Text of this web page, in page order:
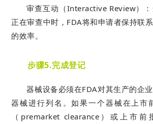
审查互动（Interactive Review）
正在审查中时，FDA将和申请者保持联
的效率。
步骤5.完成登记
器械设备必须在FDA对其生产的企
器械进行列名。如果一个器械在上市
（premarket clearance）或上市前